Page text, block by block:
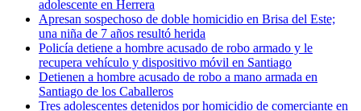
adolescente en Herrera
Apresan sospechoso de doble homicidio en Brisa del Este;
una niña de 7 años resultó herida
Policía detiene a hombre acusado de robo armado y le
recupera vehículo y dispositivo móvil en Santiago
Detienen a hombre acusado de robo a mano armada en
Santiago de los Caballeros
Tres adolescentes detenidos por homicidio de comerciante en